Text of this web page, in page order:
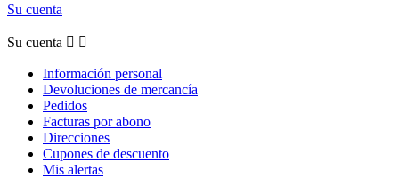
Su cuenta
Su cuenta  
Información personal
Devoluciones de mercancía
Pedidos
Facturas por abono
Direcciones
Cupones de descuento
Mis alertas